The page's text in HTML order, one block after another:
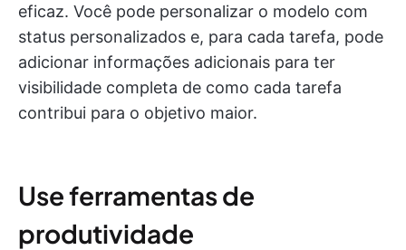
eficaz. Você pode personalizar o modelo com
status personalizados e, para cada tarefa, pode
adicionar informações adicionais para ter
visibilidade completa de como cada tarefa
contribui para o objetivo maior.
Use ferramentas de
produtividade